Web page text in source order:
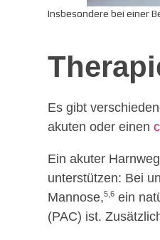
Insbesondere bei einer
Es gibt
akuten oder einen
Ein akuter
unterstützen: Bei
Mannose,5,6 ein
(PAC) ist.